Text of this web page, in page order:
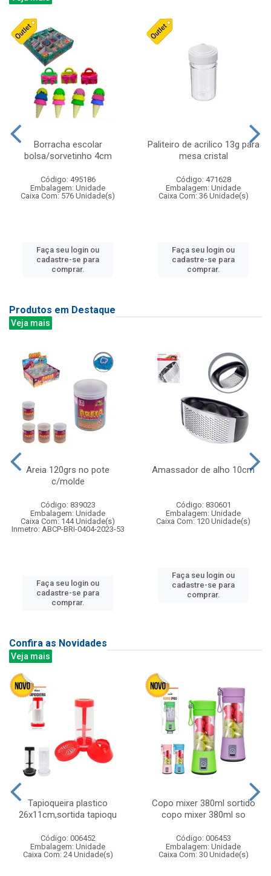
Borracha escolar
bolsa/sorvetinho 4cm
Código: 495186
Embalagem: Unidade
Caixa Com: 576 Unidade(s)
Faça seu login ou
cadastre-se para
comprar.
Paliteiro de acrilico 13g para
mesa cristal
Código: 471628
Embalagem: Unidade
Caixa Com: 36 Unidade(s)
Faça seu login ou
cadastre-se para
comprar.
Produtos em Destaque
Veja mais
Areia 120grs no pote
c/molde
Código: 839023
Embalagem: Unidade
Caixa Com: 144 Unidade(s)
Inmetro: ABCP-BRI-0404-2023-53
Faça seu login ou
cadastre-se para
comprar.
Amassador de alho 10cm
Código: 830601
Embalagem: Unidade
Caixa Com: 120 Unidade(s)
Faça seu login ou
cadastre-se para
comprar.
Confira as Novidades
Veja mais
Tapioqueira plastico
26x11cm,sortida tapioqu
Código: 006452
Embalagem: Unidade
Caixa Com: 24 Unidade(s)
Copo mixer 380ml sortido
copo mixer 380ml so
Código: 006453
Embalagem: Unidade
Caixa Com: 30 Unidade(s)